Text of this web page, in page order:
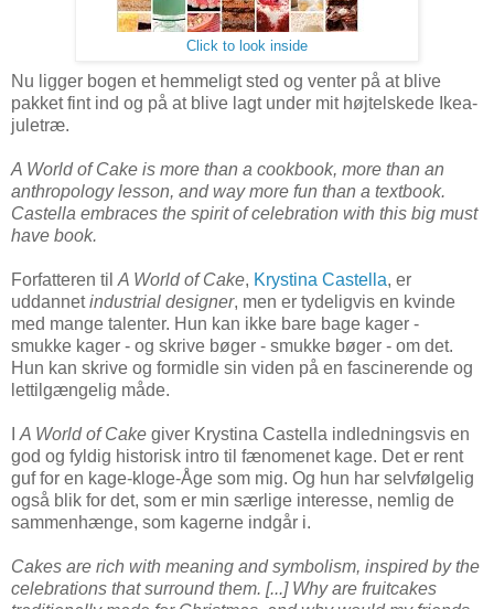
Click to look inside
Nu ligger bogen et hemmeligt sted og venter på at blive
pakket fint ind og på at blive lagt under mit højtelskede Ikea-
juletræ.
A World of Cake is more than a cookbook, more than an
anthropology lesson, and way more fun than a textbook.
Castella embraces the spirit of celebration with this big must
have book.
Forfatteren til A World of Cake, Krystina Castella, er
uddannetindustrial designer, men er tydeligvis en kvinde
med mange talenter. Hun kan ikke bare bage kager -
smukke kager - og skrive bøger - smukke bøger - om det.
Hun kan skrive og formidle sin viden på en fascinerende og
lettilgængelig måde.
A World of Cake giver Krystina Castella indledningsvis en
god og fyldig historisk intro til fænomenet kage. Det er rent
guf for en kage-kloge-Åge som mig. Og hun har selvfølgelig
også blik for det, som er min særlige interesse, nemlig de
sammenhænge, som kagerne indgår i.
Cakes are rich with meaning and symbolism, inspired by the
celebrations that surround them. [...] Why are fruitcakes